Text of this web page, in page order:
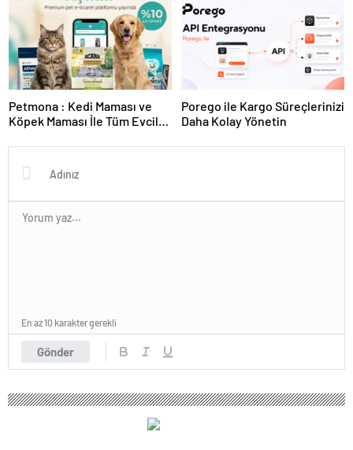
Petmona : Kedi Maması ve
Köpek Maması İle Tüm Evcil
Porego ile Kargo Süreçlerinizi
Daha Kolay Yönetin
Gönder
En az 10 karakter gerekli